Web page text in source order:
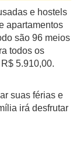
e hostels
apartamentos
são 96 meios
todos os
5.910,00.
suas férias e
irá desfrutar